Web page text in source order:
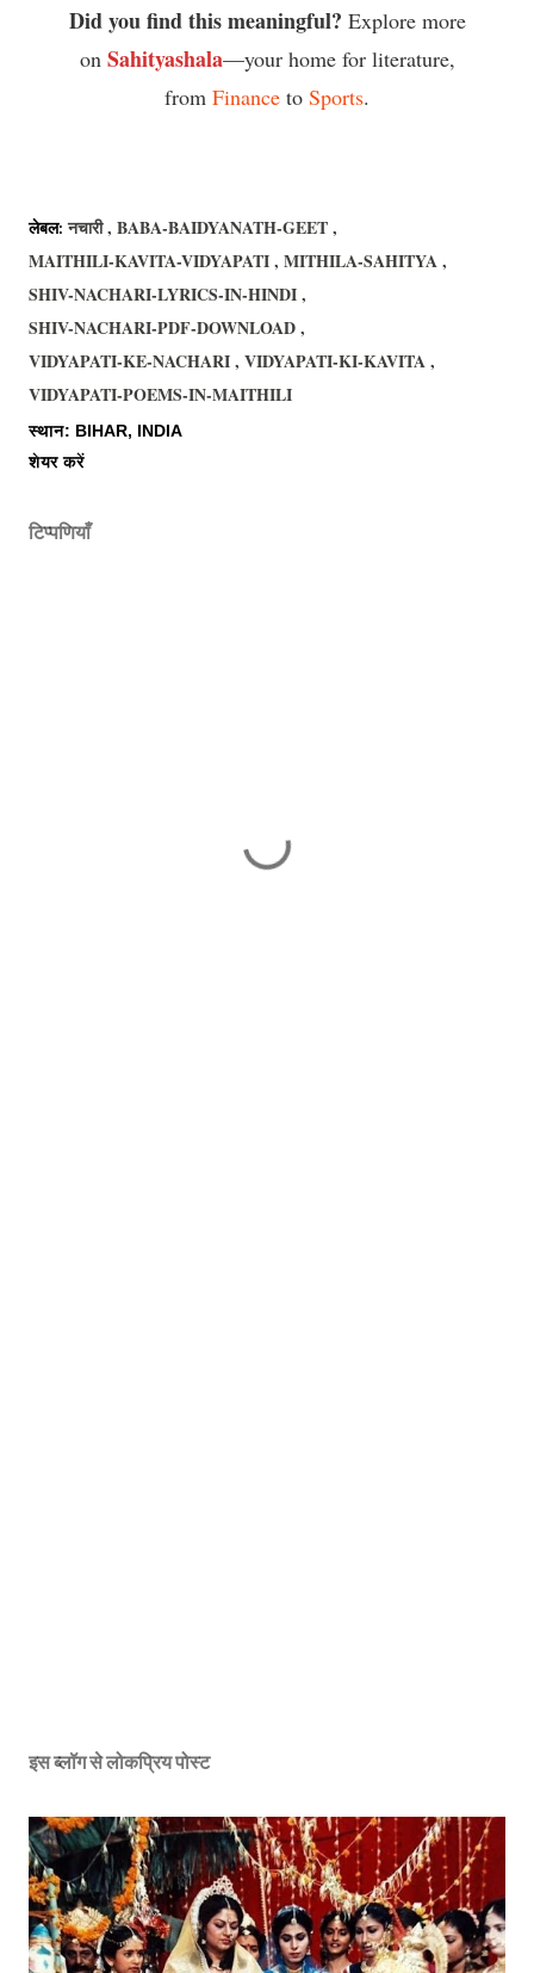
Did you find this meaningful? Explore more
on Sahityashala—your home for literature,
from Finance to Sports.
लेबल: नचारी BABA-BAIDYANATH-GEET
MAITHILI-KAVITA-VIDYAPATI MITHILA-SAHITYA
SHIV-NACHARI-LYRICS-IN-HINDI
SHIV-NACHARI-PDF-DOWNLOAD
VIDYAPATI-KE-NACHARI VIDYAPATI-KI-KAVITA
VIDYAPATI-POEMS-IN-MAITHILI
स्थान: BIHAR, INDIA
शेयर करें
टिप्पणियाँ
इस ब्लॉग से लोकप्रिय पोस्ट